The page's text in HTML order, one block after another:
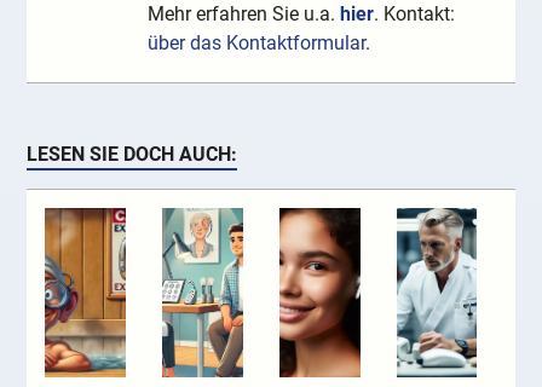
Mehr erfahren Sie u.a.hier. Kontakt:
über das Kontaktformular.
LESEN SIE DOCH AUCH: